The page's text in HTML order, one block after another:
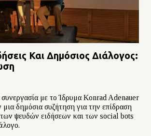
Και Δημόσιος Διάλογος:
με το Ίδρυμα Konrad Adenauer
δημόσια συζήτηση για την επίδραση
ψευδών ειδήσεων και των social bots